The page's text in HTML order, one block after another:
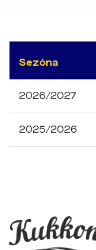
Sezóna
2026/2027
2025/2026